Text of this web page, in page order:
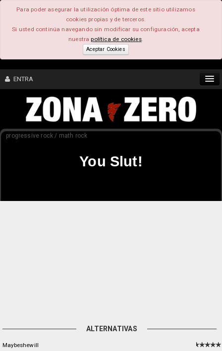
Para poder asegurar la utilización óptima de este sitio utilizamos
cookies propias y de terceros.
Si usted continúa navegando sin modificar su configuración, acepta
nuestrapolítica de cookies.
Aceptar Cookies
ENTRA
CONTENIDO
progressive rock / math rock
You Slut!
ALTERNATIVAS
Maybeshewill